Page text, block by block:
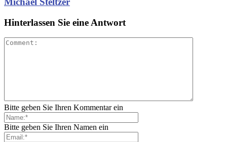
Hinterlassen Sie eine Antwort
Bitte geben Sie Ihren Kommentar ein
Bitte geben Sie Ihren Namen ein